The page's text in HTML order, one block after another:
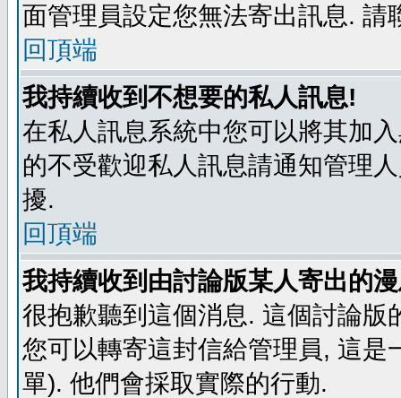
面管理員設定您無法寄出訊息. 請
回頂端
我持續收到不想要的私人訊息!
在私人訊息系統中您可以將其加
的不受歡迎私人訊息請通知管理
擾.
回頂端
我持續收到由討論版某人寄出的
很抱歉聽到這個消息. 這個討論
您可以轉寄這封信給管理員, 這
單). 他們會採取實際的行動.